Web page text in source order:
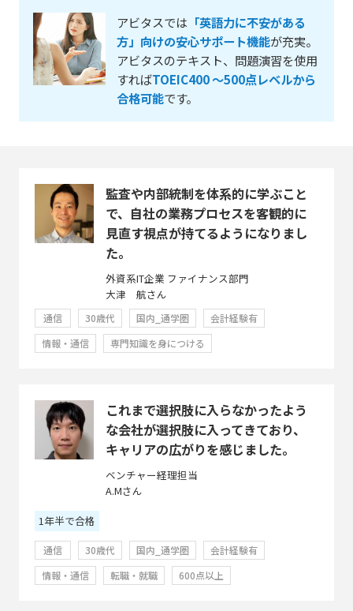
アビタスでは 「英語力に不安がある
方」向けの安心サポート機能が充実。
アビタスのテキスト、問題演習を使用
すればTOEIC400 ～500点レベルから
合格可能です。
監査や内部統制を体系的に学ぶこと
で、自社の業務プロセスを客観的に
見直す視点が持てるようになりまし
た。
外資系IT企業 ファイナンス部門
大津 航さん
通信 30歳代 国内_通学圏
会計経験有
情報・通信
専門知識を身につける
これまで選択肢に入らなかったよう
な会社が選択肢に入ってきており、
キャリアの広がりを感じました。
ベンチャー経理担当
A.Mさん
1年半で合格
通信 30歳代 国内_通学圏
会計経験有
情報・通信
転職・就職 600点以上